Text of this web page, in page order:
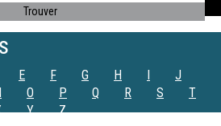
E F G H I
J
O P Q R S
T
Y Z